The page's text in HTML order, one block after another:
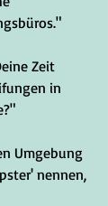
Zeit
in
Umgebung
nennen,